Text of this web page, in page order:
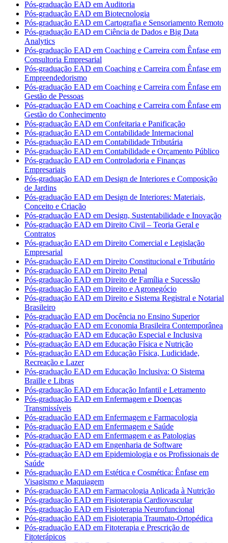
Pós-graduação EAD em Auditoria
Pós-graduação EAD em Biotecnologia
Pós-graduação EAD em Cartografia e Sensoriamento Remoto
Pós-graduação EAD em Ciência de Dados e Big Data
Analytics
Pós-graduação EAD em Coaching e Carreira com Ênfase em
Consultoria Empresarial
Pós-graduação EAD em Coaching e Carreira com Ênfase em
Empreendedorismo
Pós-graduação EAD em Coaching e Carreira com Ênfase em
Gestão de Pessoas
Pós-graduação EAD em Coaching e Carreira com Ênfase em
Gestão do Conhecimento
Pós-graduação EAD em Confeitaria e Panificação
Pós-graduação EAD em Contabilidade Internacional
Pós-graduação EAD em Contabilidade Tributária
Pós-graduação EAD em Contabilidade e Orçamento Público
Pós-graduação EAD em Controladoria e Finanças
Empresariais
Pós-graduação EAD em Design de Interiores e Composição
de Jardins
Pós-graduação EAD em Design de Interiores: Materiais,
Conceito e Criação
Pós-graduação EAD em Design, Sustentabilidade e Inovação
Pós-graduação EAD em Direito Civil – Teoria Geral e
Contratos
Pós-graduação EAD em Direito Comercial e Legislação
Empresarial
Pós-graduação EAD em Direito Constitucional e Tributário
Pós-graduação EAD em Direito Penal
Pós-graduação EAD em Direito de Família e Sucessão
Pós-graduação EAD em Direito e Agronegócio
Pós-graduação EAD em Direito e Sistema Registral e Notarial
Brasileiro
Pós-graduação EAD em Docência no Ensino Superior
Pós-graduação EAD em Economia Brasileira Contemporânea
Pós-graduação EAD em Educação Especial e Inclusiva
Pós-graduação EAD em Educação Física e Nutrição
Pós-graduação EAD em Educação Física, Ludicidade,
Recreação e Lazer
Pós-graduação EAD em Educação Inclusiva: O Sistema
Braille e Libras
Pós-graduação EAD em Educação Infantil e Letramento
Pós-graduação EAD em Enfermagem e Doenças
Transmissíveis
Pós-graduação EAD em Enfermagem e Farmacologia
Pós-graduação EAD em Enfermagem e Saúde
Pós-graduação EAD em Enfermagem e as Patologias
Pós-graduação EAD em Engenharia de Software
Pós-graduação EAD em Epidemiologia e os Profissionais de
Saúde
Pós-graduação EAD em Estética e Cosmética: Ênfase em
Visagismo e Maquiagem
Pós-graduação EAD em Farmacologia Aplicada à Nutrição
Pós-graduação EAD em Fisioterapia Cardiovascular
Pós-graduação EAD em Fisioterapia Neurofuncional
Pós-graduação EAD em Fisioterapia Traumato-Ortopédica
Pós-graduação EAD em Fitoterapia e Prescrição de
Fitoterápicos